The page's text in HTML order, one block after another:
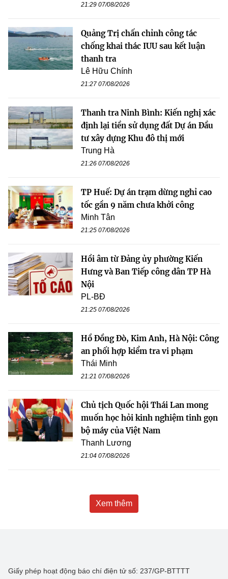
21:29 07/08/2026
Quảng Trị chấn chỉnh công tác
chống khai thác IUU sau kết luận
thanh tra
Lê Hữu Chính
21:27 07/08/2026
Thanh tra Ninh Bình: Kiến nghị xác
định lại tiền sử dụng đất Dự án Đầu
tư xây dựng Khu đô thị mới
Trung Hà
21:26 07/08/2026
TP Huế: Dự án trạm dừng nghỉ cao
tốc gần 9 năm chưa khởi công
Minh Tân
21:25 07/08/2026
Hồi âm từ Đảng ủy phường Kiến
Hưng và Ban Tiếp công dân TP Hà
Nội
PL-BĐ
21:25 07/08/2026
Hồ Đồng Đò, Kim Anh, Hà Nội: Công
an phối hợp kiểm tra vi phạm
Thái Minh
21:21 07/08/2026
Chủ tịch Quốc hội Thái Lan mong
muốn học hỏi kinh nghiệm tinh gọn
bộ máy của Việt Nam
Thanh Lương
21:04 07/08/2026
Xem thêm
Giấy phép hoạt động báo chí điện tử số: 237/GP-BTTTT